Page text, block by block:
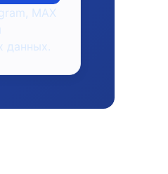
MAX
данных.